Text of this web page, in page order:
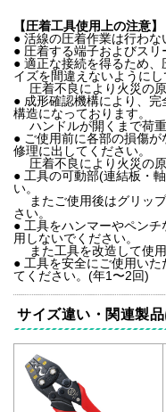
【圧着工具使用上の注意】
● 活線の圧着作業は行わな
● 圧着する端子およびスリ
● 適正な接続を得るため
イズを間違えないようにし
圧着不良により火災の原
● 成形確認機構により、
構造になっております。
ハンドルが開くまで荷重
● ご使用前に各部の損傷
修理に出してください。
圧着不良により火災の原
● 工具の可動部(連結板・
い。
またご使用後はグリッ
さい。
● 工具をハンマーやペン
用しないでください。
また工具を改造して使用
● 工具を安全にご使用い
てください。(年1〜2回)
サイズ違い・関連製